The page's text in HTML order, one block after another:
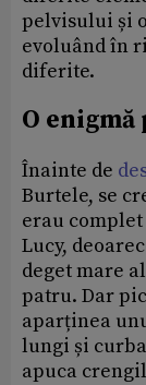
pelvisului și
evoluând în
diferite.
O
Înainte de
Burtele, se
erau
Lucy,
deget mare
patru. Dar
aparținea
lungi și
apuca